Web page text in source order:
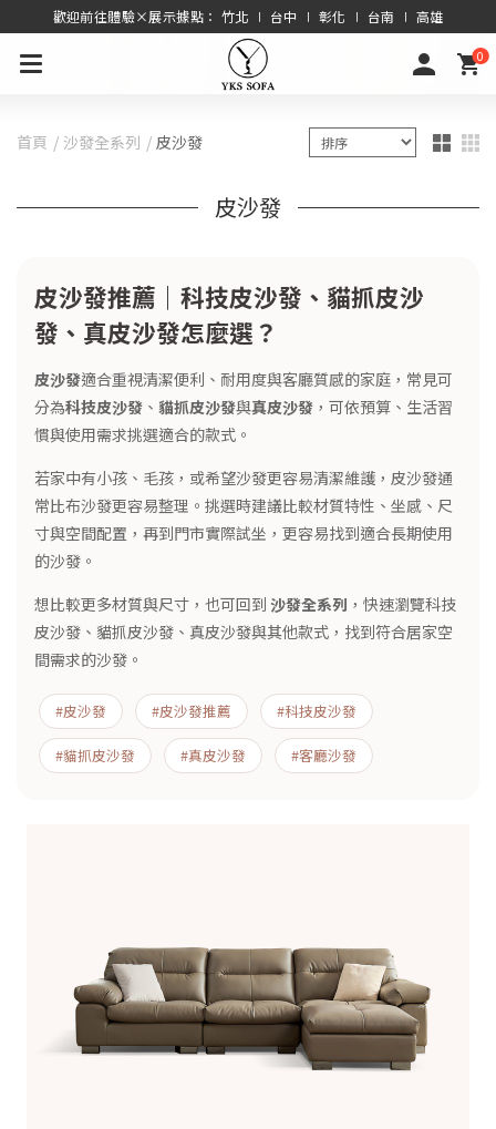
歡迎前往體驗×展示據點： 竹北 ∣ 台中 ∣ 彰化 ∣ 台南 ∣ 高雄
0
首頁 沙發全系列 皮沙發
皮沙發
皮沙發推薦｜科技皮沙發、貓抓皮沙
發、真皮沙發怎麼選？
皮沙發適合重視清潔便利、耐用度與客廳質感的家庭，常見可
分為科技皮沙發 、 貓抓皮沙發與真皮沙發 ，可依預算、生活習
慣與使用需求挑選適合的款式。
若家中有小孩、毛孩，或希望沙發更容易清潔維護，皮沙發通
常比布沙發更容易整理。挑選時建議比較材質特性、坐感、尺
寸與空間配置，再到門市實際試坐，更容易找到適合長期使用
的沙發。
想比較更多材質與尺寸，也可回到 沙發全系列 ，快速瀏覽科技
皮沙發、貓抓皮沙發、真皮沙發與其他款式，找到符合居家空
間需求的沙發。
#皮沙發 #皮沙發推薦 #科技皮沙發
#貓抓皮沙發 #真皮沙發 #客廳沙發